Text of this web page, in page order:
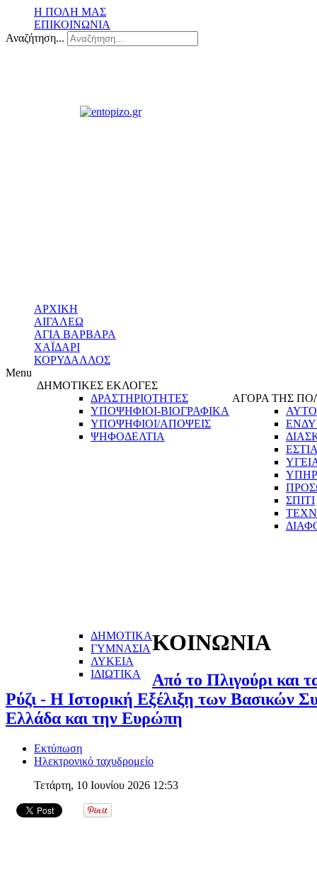
Η ΠΟΛΗ ΜΑΣ
ΕΠΙΚΟΙΝΩΝΙΑ
Αναζήτηση...
ΑΡΧΙΚΗ
ΑΙΓΑΛΕΩ
ΑΓΙΑ ΒΑΡΒΑΡΑ
ΧΑΪΔΑΡΙ
ΚΟΡΥΔΑΛΛΟΣ
Menu
ΔΗΜΟΤΙΚΕΣ ΕΚΛΟΓΕΣ
ΔΡΑΣΤΗΡΙΟΤΗΤΕΣ
ΥΠΟΨΗΦΙΟΙ-ΒΙΟΓΡΑΦΙΚΑ
ΥΠΟΨΗΦΙΟΙ/ΑΠΟΨΕΙΣ
ΨΗΦΟΔΕΛΤΙΑ
ΑΓΟΡΑ ΤΗΣ
ΣΠΙΤΙ
ΔΗΜΟΤΙΚΑ
ΓΥΜΝΑΣΙΑ
ΛΥΚΕΙΑ
ΙΔΙΩΤΙΚΑ
ΚΟΙΝΩΝΙΑ
Από το Πλιγούρι και
Ρύζι - Η Ιστορική Εξέλιξη των Βασικών
Ελλάδα και την Ευρώπη
Εκτύπωση
Ηλεκτρονικό ταχυδρομείο
Τετάρτη, 10 Ιουνίου 2026 12:53